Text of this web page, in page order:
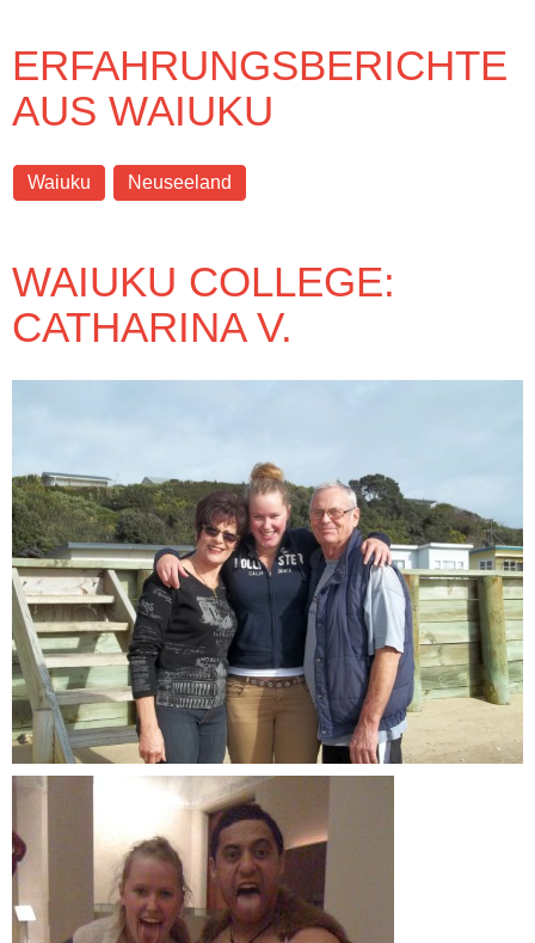
ERFAHRUNGSBERICHTE
AUS WAIUKU
Waiuku Neuseeland
WAIUKU COLLEGE:
CATHARINA V.